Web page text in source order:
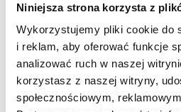
Niniejsza strona korzysta z
Wykorzystujemy pliki cookie do
i reklam, aby oferować funkcje
analizować ruch w naszej
korzystasz z naszej witryny,
społecznościowym,
więcej
1-22-525